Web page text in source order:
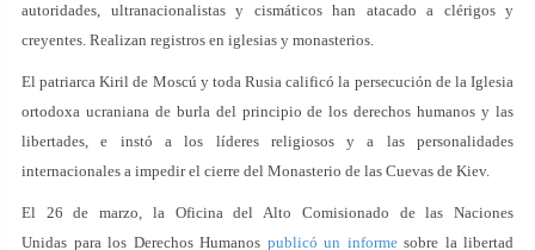
autoridades, ultranacionalistas y cismáticos han atacado a clérigos y
creyentes. Realizan registros en iglesias y monasterios.
El patriarca Kiril de Moscú y toda Rusia calificó la persecución de la Iglesia
ortodoxa ucraniana de burla del principio de los derechos humanos y las
libertades, e instó a los líderes religiosos y a las personalidades
internacionales a impedir el cierre del Monasterio de las Cuevas de Kiev.
El 26 de marzo, la Oficina del Alto Comisionado de las Naciones
Unidas para los Derechos Humanos publicó un informesobre la libertad